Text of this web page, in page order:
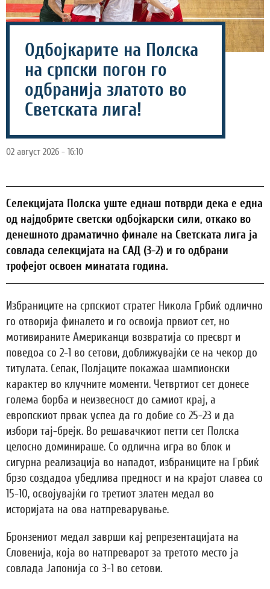
Одбојкарите на Полска
на српски погон го
одбранија златото во
Светската лига!
02 август 2026 - 16:10
Селекцијата Полска уште еднаш потврди дека е една
од најдобрите светски одбојкарски сили, откако во
денешното драматично финале на Светската лига ја
совлада селекцијата на САД (3-2) и го одбрани
трофејот освоен минатата година.
Избраниците на српскиот стратег Никола Грбиќ одлично
го отворија финалето и го освоија првиот сет, но
мотивираните Американци возвратија со пресврт и
поведоа со 2-1 во сетови, доближувајќи се на чекор до
титулата. Сепак, Полјаците покажаа шампионски
карактер во клучните моменти. Четвртиот сет донесе
голема борба и неизвесност до самиот крај, а
европскиот првак успеа да го добие со 25-23 и да
избори тај-брејк. Во решавачкиот петти сет Полска
целосно доминираше. Со одлична игра во блок и
сигурна реализација во нападот, избраниците на Грбиќ
брзо создадоа убедлива предност и на крајот славеа со
15-10, освојувајќи го третиот златен медал во
историјата на ова натпреварување.
Бронзениот медал заврши кај репрезентацијата на
Словенија, која во натпреварот за третото место ја
совлада Јапонија со 3-1 во сетови.